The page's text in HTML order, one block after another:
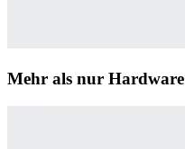
Mehr als nur Hardware